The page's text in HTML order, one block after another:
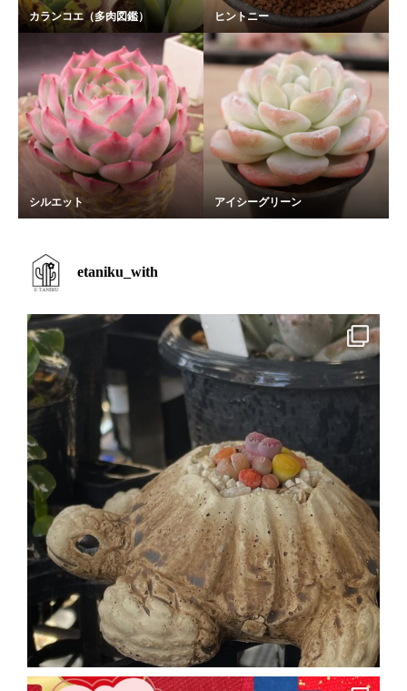
カランコエ（多肉図鑑） ヒントニー
シルエット アイシーグリーン
etaniku_with